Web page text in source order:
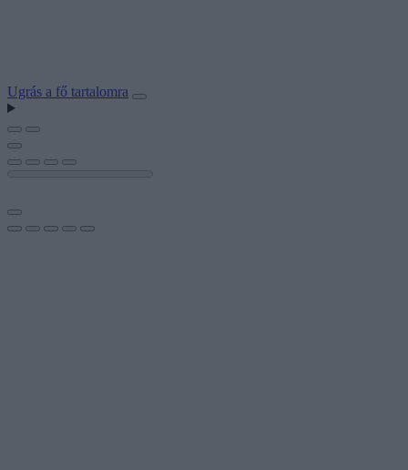
Ugrás a fő tartalomra